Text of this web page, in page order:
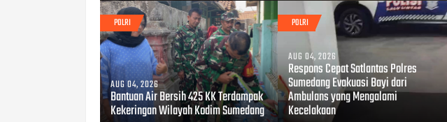
POLRI
AUG 04, 2026
Bantuan Air Bersih 425 KK Terdampak
Kekeringan Wilayah Kodim Sumedang
POLRI
AUG 04, 2026
Respons Cepat Satlantas Polres
Sumedang Evakuasi Bayi dari
Ambulans yang Mengalami
Kecelakaan